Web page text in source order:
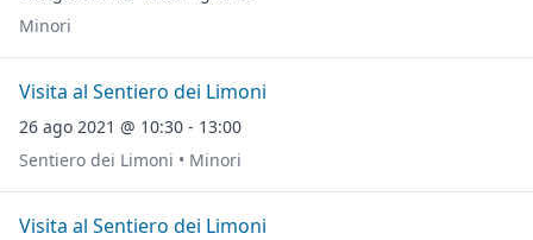
Minori
Visita al Sentiero dei Limoni
26 ago 2021 @ 10:30 - 13:00
Sentiero dei Limoni • Minori
Visita al Sentiero dei Limoni